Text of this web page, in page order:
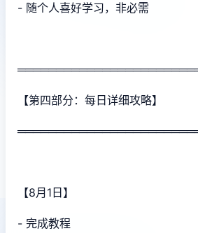
- 随个人喜好学习，非必需
【第四部分：每日详细攻略】
【8月1日】
- 完成教程